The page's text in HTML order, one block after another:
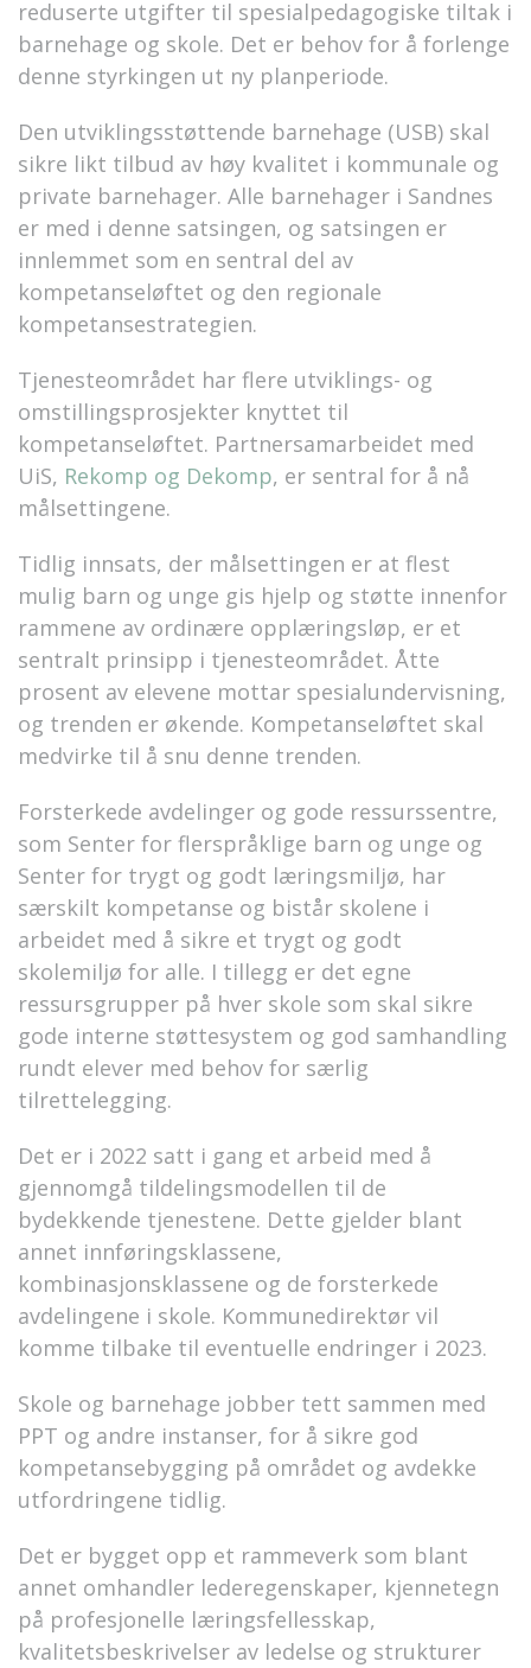
reduserte utgifter til spesialpedagogiske tiltak i
barnehage og skole. Det er behov for å forlenge
denne styrkingen ut ny planperiode.
Den utviklingsstøttende barnehage (USB) skal
sikre likt tilbud av høy kvalitet i kommunale og
private barnehager. Alle barnehager i Sandnes
er med i denne satsingen, og satsingen er
innlemmet som en sentral del av
kompetanseløftet og den regionale
kompetansestrategien.
Tjenesteområdet har flere utviklings- og
omstillingsprosjekter knyttet til
kompetanseløftet. Partnersamarbeidet med
UiS, Rekomp og Dekomp, er sentral for å nå
målsettingene.
Tidlig innsats, der målsettingen er at flest
mulig barn og unge gis hjelp og støtte innenfor
rammene av ordinære opplæringsløp, er et
sentralt prinsipp i tjenesteområdet. Åtte
prosent av elevene mottar spesialundervisning,
og trenden er økende. Kompetanseløftet skal
medvirke til å snu denne trenden.
Forsterkede avdelinger og gode ressurssentre,
som Senter for flerspråklige barn og unge og
Senter for trygt og godt læringsmiljø, har
særskilt kompetanse og bistår skolene i
arbeidet med å sikre et trygt og godt
skolemiljø for alle. I tillegg er det egne
ressursgrupper på hver skole som skal sikre
gode interne støttesystem og god samhandling
rundt elever med behov for særlig
tilrettelegging.
Det er i 2022 satt i gang et arbeid med å
gjennomgå tildelingsmodellen til de
bydekkende tjenestene. Dette gjelder blant
annet innføringsklassene,
kombinasjonsklassene og de forsterkede
avdelingene i skole. Kommunedirektør vil
komme tilbake til eventuelle endringer i 2023.
Skole og barnehage jobber tett sammen med
PPT og andre instanser, for å sikre god
kompetansebygging på området og avdekke
utfordringene tidlig.
Det er bygget opp et rammeverk som blant
annet omhandler lederegenskaper, kjennetegn
på profesjonelle læringsfellesskap,
kvalitetsbeskrivelser av ledelse og strukturer